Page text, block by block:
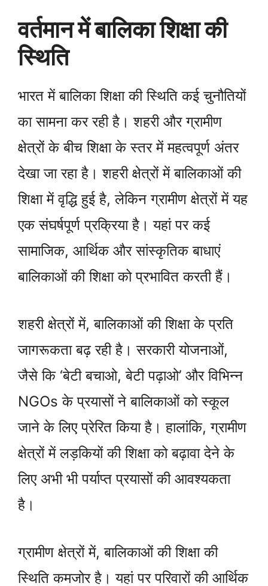
वर्तमान में बालिका शिक्षा की
स्थिति
भारत में बालिका शिक्षा की स्थिति कई चुनौतियों
का सामना कर रही है। शहरी और ग्रामीण
क्षेत्रों के बीच शिक्षा के स्तर में महत्वपूर्ण अंतर
देखा जा रहा है। शहरी क्षेत्रों में बालिकाओं की
शिक्षा में वृद्धि हुई है, लेकिन ग्रामीण क्षेत्रों में यह
एक संघर्षपूर्ण प्रक्रिया है। यहां पर कई
सामाजिक, आर्थिक और सांस्कृतिक बाधाएं
बालिकाओं की शिक्षा को प्रभावित करती हैं।
शहरी क्षेत्रों में, बालिकाओं की शिक्षा के प्रति
जागरूकता बढ़ रही है। सरकारी योजनाओं,
जैसे कि ‘बेटी बचाओ, बेटी पढ़ाओ’ और विभिन्न
NGOs के प्रयासों ने बालिकाओं को स्कूल
जाने के लिए प्रेरित किया है। हालांकि, ग्रामीण
क्षेत्रों में लड़कियों की शिक्षा को बढ़ावा देने के
लिए अभी भी पर्याप्त प्रयासों की आवश्यकता
है।
ग्रामीण क्षेत्रों में, बालिकाओं की शिक्षा की
स्थिति कमजोर है। यहां पर परिवारों की आर्थिक